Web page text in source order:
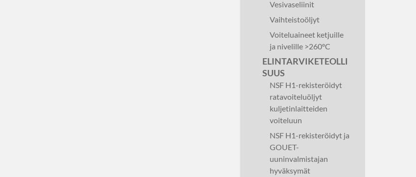
Vesivaseliinit
Vaihteistoöljyt
Voiteluaineet ketjuille
ja nivelille >260°C
ELINTARVIKETEOLLI
SUUS
NSF H1-rekisteröidyt
ratavoiteluöljyt
kuljetinlaitteiden
voiteluun
NSF H1-rekisteröidyt ja
GOUET-
uuninvalmistajan
hyväksymät